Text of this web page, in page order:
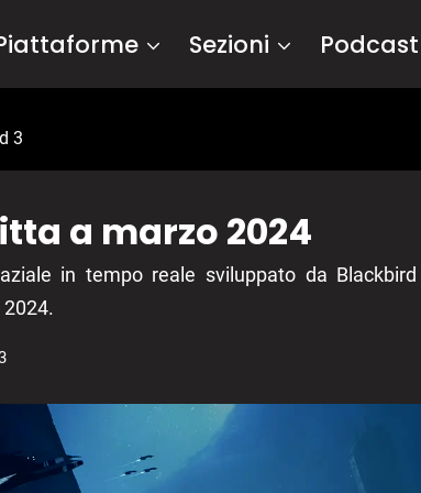
Sezioni Podcast
3
a marzo 2024
in tempo reale sviluppato da